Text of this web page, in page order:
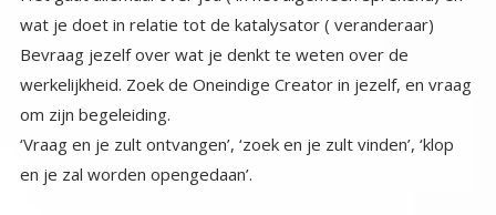
om zijn begeleiding.
‘Vraag en je zult ontvangen’, ‘zoek en je zult vinden’, ‘klop
en je zal worden opengedaan’.